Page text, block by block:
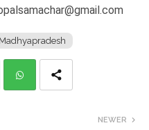
Madhyapradesh
NEWER